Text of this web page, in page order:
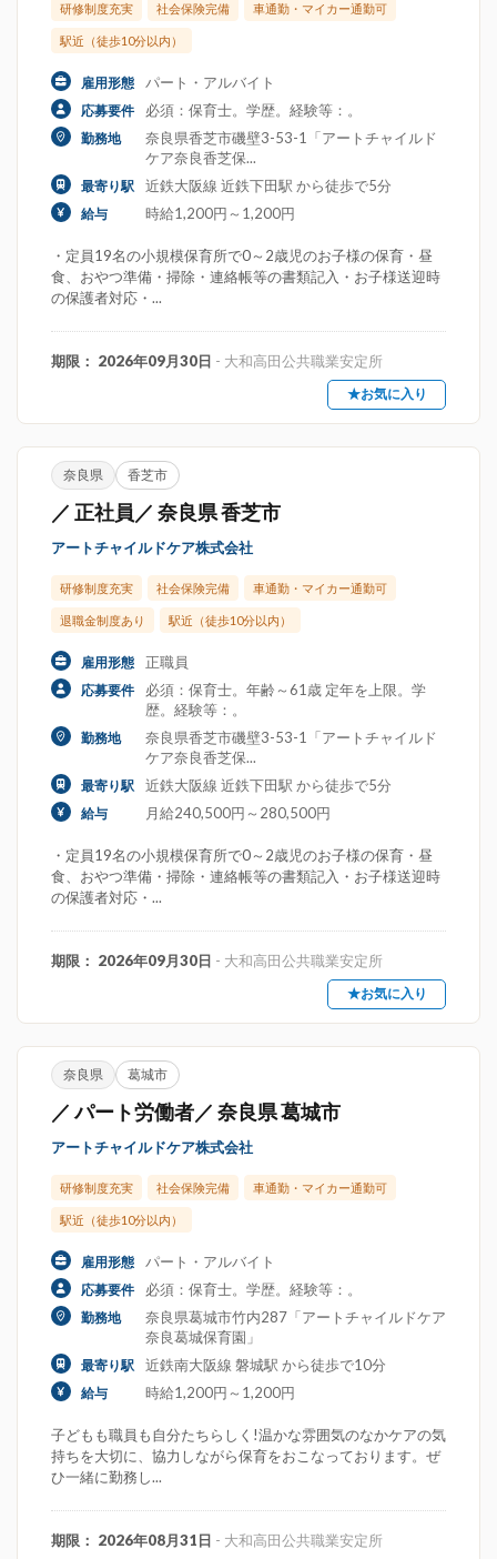
研修制度充実 社会保険完備 車通勤・マイカー通勤可
駅近（徒歩10分以内）
雇用形態 パート・アルバイト
応募要件 必須：保育士。学歴。経験等：。
勤務地
奈良県香芝市磯壁3-53-1「アートチャイルド
ケア奈良香芝保...
最寄り駅 近鉄大阪線 近鉄下田駅 から徒歩で5分
給与 時給1,200円～1,200円
・定員19名の小規模保育所で0～2歳児のお子様の保育・昼
食、おやつ準備・掃除・連絡帳等の書類記入・お子様送迎時
の保護者対応・...
期限： 2026年09月30日 - 大和高田公共職業安定所
★お気に入り
奈良県 香芝市
／ 正社員／ 奈良県 香芝市
アートチャイルドケア株式会社
研修制度充実 社会保険完備 車通勤・マイカー通勤可
退職金制度あり 駅近（徒歩10分以内）
雇用形態 正職員
応募要件
必須：保育士。年齢～61歳 定年を上限。学
歴。経験等：。
勤務地
奈良県香芝市磯壁3-53-1「アートチャイルド
ケア奈良香芝保...
最寄り駅 近鉄大阪線 近鉄下田駅 から徒歩で5分
給与 月給240,500円～280,500円
・定員19名の小規模保育所で0～2歳児のお子様の保育・昼
食、おやつ準備・掃除・連絡帳等の書類記入・お子様送迎時
の保護者対応・...
期限： 2026年09月30日 - 大和高田公共職業安定所
★お気に入り
奈良県 葛城市
／ パート労働者／ 奈良県 葛城市
アートチャイルドケア株式会社
研修制度充実 社会保険完備 車通勤・マイカー通勤可
駅近（徒歩10分以内）
雇用形態 パート・アルバイト
応募要件 必須：保育士。学歴。経験等：。
勤務地
奈良県葛城市竹内287「アートチャイルドケア
奈良葛城保育園」
最寄り駅 近鉄南大阪線 磐城駅 から徒歩で10分
給与 時給1,200円～1,200円
子どもも職員も自分たちらしく!温かな雰囲気のなかケアの気
持ちを大切に、協力しながら保育をおこなっております。ぜ
ひ一緒に勤務し...
期限： 2026年08月31日 - 大和高田公共職業安定所